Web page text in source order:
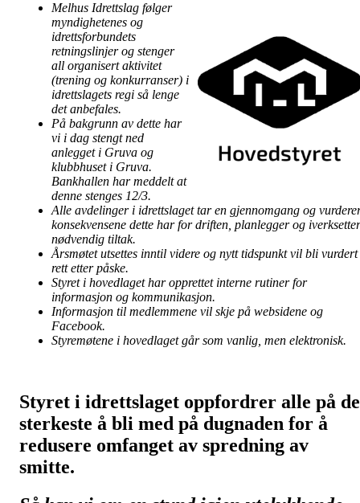
Melhus Idrettslag følger
myndighetenes og
idrettsforbundets
retningslinjer og stenger
all organisert aktivitet
(trening og konkurranser) i
idrettslagets regi så lenge
det anbefales.
På bakgrunn av dette har
vi i dag stengt ned
anlegget i Gruva og
klubbhuset i Gruva.
Bankhallen har meddelt at
denne stenges 12/3.
Alle avdelinger i idrettslaget tar en gjennomgang og
konsekvensene dette har for driften, planlegger og iverksetter
nødvendig tiltak.
Årsmøtet utsettes inntil videre og nytt tidspunkt vil bli vurdert
rett etter påske.
Styret i hovedlaget har opprettet interne rutiner for
informasjon og kommunikasjon.
Informasjon til medlemmene vil skje på websidene og
Facebook.
Styremøtene i hovedlaget går som vanlig, men elektronisk.
Styret i idrettslaget oppfordrer alle på
sterkeste å bli med på dugnaden for å
redusere omfanget av spredning av
smitte.